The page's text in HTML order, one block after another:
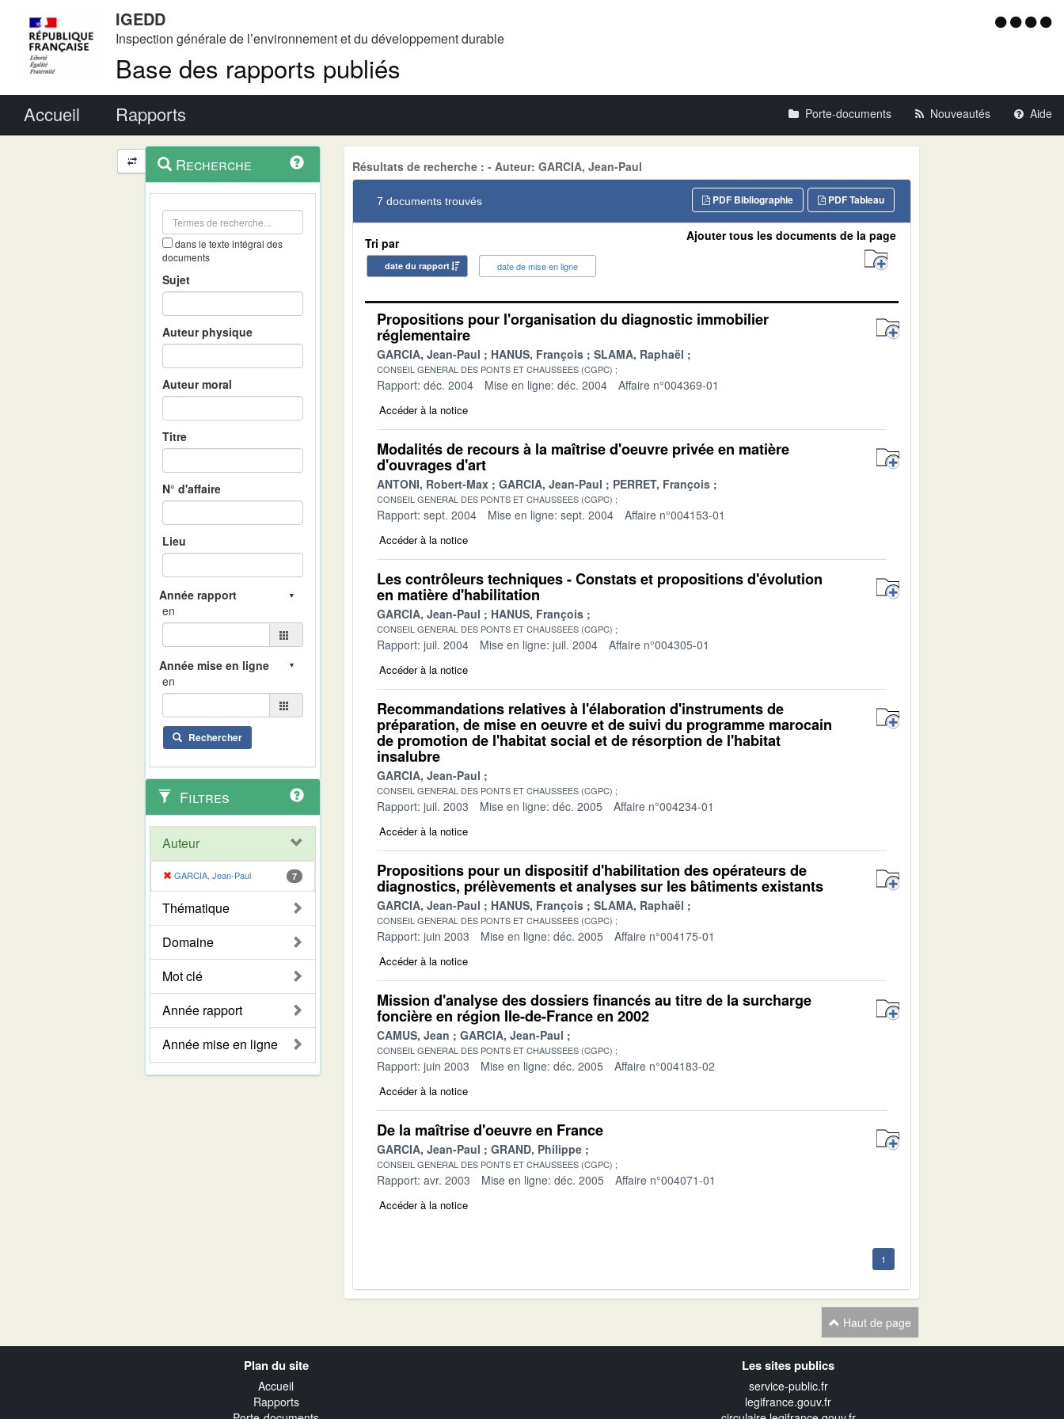
IGEDD
Inspection générale de l’environnement et du développement durable
Base des rapports publiés
Menu
Accueil Rapports Porte-documents Nouveautés Aide
Navigation
et
outils
contextuel
Recherche
dans le texte intégral des
documents
Sujet
Auteur physique
Auteur moral
Titre
N° d'affaire
Lieu
en
en
Rechercher
Filtres
Auteur
GARCIA, Jean-Paul 7
Thématique
Domaine
Mot clé
Année rapport
Année mise en ligne
Résultats de recherche : - Auteur: GARCIA, Jean-Paul
7 documents trouvés PDF Tableau
PDF Bibliographie
Tri par
date du rapport date de mise en ligne
Ajouter tous les documents de la page
Propositions pour l'organisation du diagnostic immobilier
réglementaire
GARCIA, Jean-Paul HANUS, François SLAMA, Raphaël
CONSEIL GENERAL DES PONTS ET CHAUSSEES (CGPC)
Rapport: déc. 2004 Mise en ligne: déc. 2004 Affaire n°004369-01
Accéder à la notice
Modalités de recours à la maîtrise d'oeuvre privée en matière
d'ouvrages d'art
ANTONI, Robert-Max GARCIA, Jean-Paul PERRET, François
CONSEIL GENERAL DES PONTS ET CHAUSSEES (CGPC)
Rapport: sept. 2004 Mise en ligne: sept. 2004 Affaire n°004153-01
Accéder à la notice
Les contrôleurs techniques - Constats et propositions d'évolution
en matière d'habilitation
GARCIA, Jean-Paul HANUS, François
CONSEIL GENERAL DES PONTS ET CHAUSSEES (CGPC)
Rapport: juil. 2004 Mise en ligne: juil. 2004 Affaire n°004305-01
Accéder à la notice
Recommandations relatives à l'élaboration d'instruments de
préparation, de mise en oeuvre et de suivi du programme marocain
de promotion de l'habitat social et de résorption de l'habitat
insalubre
GARCIA, Jean-Paul
CONSEIL GENERAL DES PONTS ET CHAUSSEES (CGPC)
Rapport: juil. 2003 Mise en ligne: déc. 2005 Affaire n°004234-01
Accéder à la notice
Propositions pour un dispositif d'habilitation des opérateurs de
diagnostics, prélèvements et analyses sur les bâtiments existants
GARCIA, Jean-Paul HANUS, François SLAMA, Raphaël
CONSEIL GENERAL DES PONTS ET CHAUSSEES (CGPC)
Rapport: juin 2003 Mise en ligne: déc. 2005 Affaire n°004175-01
Accéder à la notice
Mission d'analyse des dossiers financés au titre de la surcharge
foncière en région Ile-de-France en 2002
CAMUS, Jean GARCIA, Jean-Paul
CONSEIL GENERAL DES PONTS ET CHAUSSEES (CGPC)
Rapport: juin 2003 Mise en ligne: déc. 2005 Affaire n°004183-02
Accéder à la notice
De la maîtrise d'oeuvre en France
GARCIA, Jean-Paul GRAND, Philippe
CONSEIL GENERAL DES PONTS ET CHAUSSEES (CGPC)
Rapport: avr. 2003 Mise en ligne: déc. 2005 Affaire n°004071-01
Accéder à la notice
1
Haut de page
Plan du site
Accueil
Rapports
Les sites publics
service-public.fr
legifrance.gouv.fr